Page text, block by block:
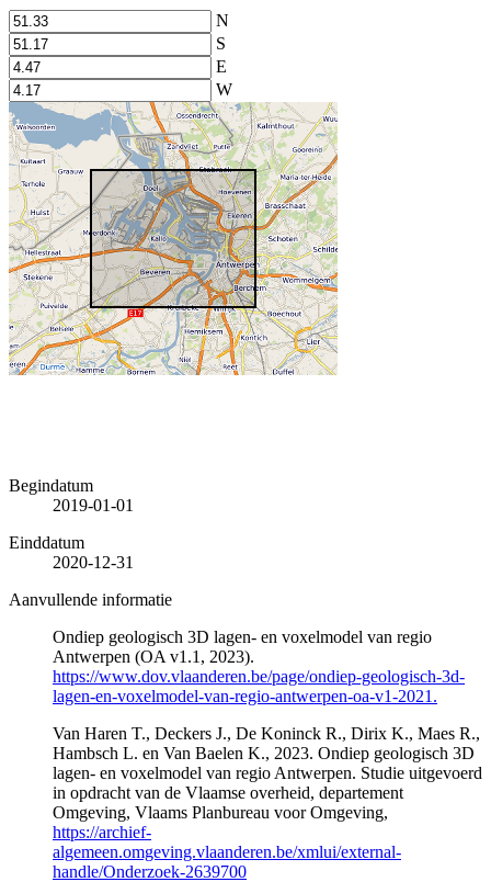
N
S
E
W
Begindatum
2019-01-01
Einddatum
2020-12-31
Aanvullende informatie
Ondiep geologisch 3D lagen- en voxelmodel van regio
Antwerpen (OA v1.1, 2023).
https://www.dov.vlaanderen.be/page/ondiep-geologisch-3d-
lagen-en-voxelmodel-van-regio-antwerpen-oa-v1-2021.
Van Haren T., Deckers J., De Koninck R., Dirix K., Maes R.,
Hambsch L. en Van Baelen K., 2023. Ondiep geologisch 3D
lagen- en voxelmodel van regio Antwerpen. Studie uitgevoerd
in opdracht van de Vlaamse overheid, departement
Omgeving, Vlaams Planbureau voor Omgeving,
https://archief-
algemeen.omgeving.vlaanderen.be/xmlui/external-
handle/Onderzoek-2639700